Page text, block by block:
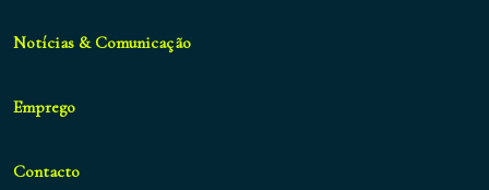
Notícias & Comunicação
Emprego
Contacto